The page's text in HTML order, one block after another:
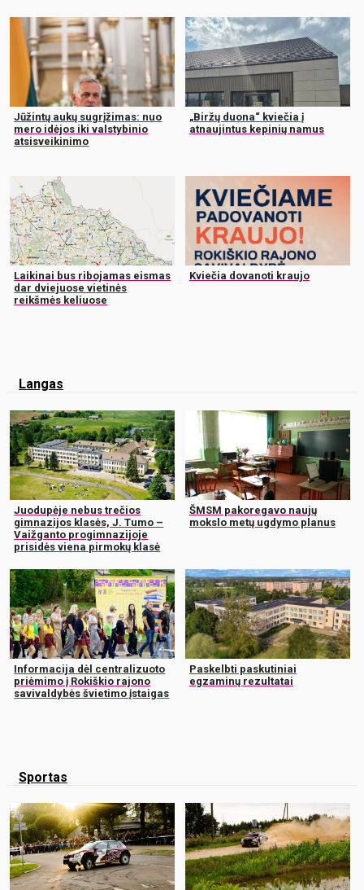
Jūžintų aukų sugrįžimas: nuo
mero idėjos iki valstybinio
atsisveikinimo
„Biržų duona“ kviečia į
atnaujintus kepinių namus
Laikinai bus ribojamas eismas
dar dviejuose vietinės
reikšmės keliuose
Kviečia dovanoti kraujo
Langas
Juodupėje nebus trečios
gimnazijos klasės, J. Tumo –
Vaižganto progimnazijoje
prisidės viena pirmokų klasė
ŠMSM pakoregavo naujų
mokslo metų ugdymo planus
Informacija dėl centralizuoto
priėmimo į Rokiškio rajono
savivaldybės švietimo įstaigas
Paskelbti paskutiniai
egzaminų rezultatai
Sportas